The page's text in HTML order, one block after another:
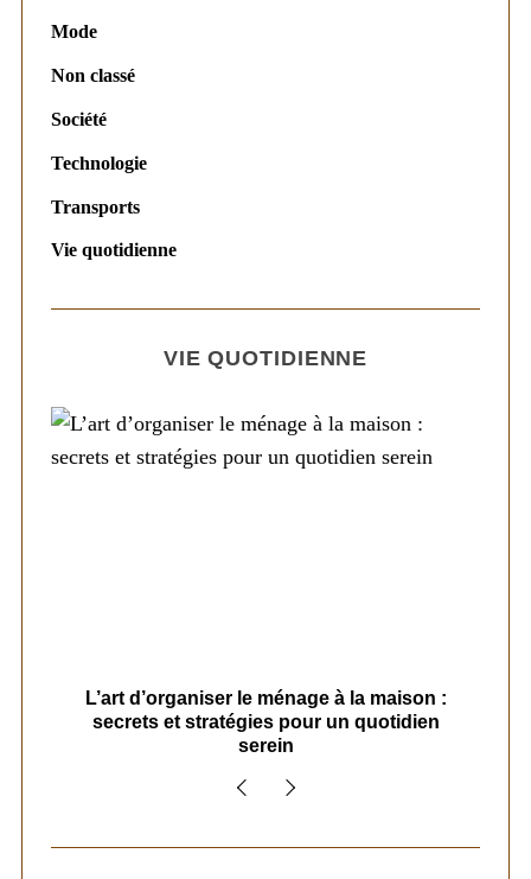
Mode
Non classé
Société
Technologie
Transports
Vie quotidienne
VIE QUOTIDIENNE
L’art d’organiser le ménage à la maison :
secrets et stratégies pour un quotidien
serein